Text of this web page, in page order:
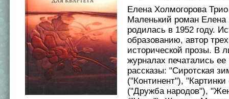
Елена Холмогорова Трио
Маленький роман Елена
родилась в 1952 году.
образованию, автор трех
исторической прозы. В
журналах печатались ее
рассказы: "Сиротская
("Континент"),
("Дружба народов"),